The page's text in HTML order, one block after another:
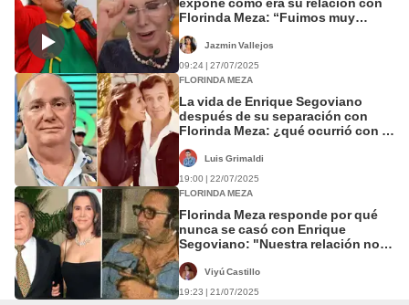
Florinda Meza: “Fuimos muy
Jazmin Vallejos
09:24 | 27/07/2025
FLORINDA MEZA
La vida de Enrique Segoviano
después de su separación con
Florinda Meza: ¿qué ocurrió con el
Luis Grimaldi
19:00 | 22/07/2025
FLORINDA MEZA
Florinda Meza responde por qué
nunca se casó con Enrique
Segoviano: "Nuestra relación no
Viyú Castillo
19:23 | 21/07/2025